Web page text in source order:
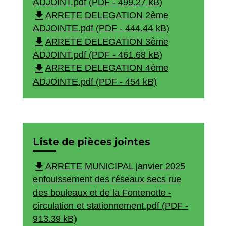
file_download ARRETE DELEGATION 2ème
ADJOINTE.pdf (PDF - 444.44 kB)
file_download ARRETE DELEGATION 3ème
ADJOINT.pdf (PDF - 461.68 kB)
file_download ARRETE DELEGATION 4ème
ADJOINTE.pdf (PDF - 454 kB)
Liste de pièces jointes
file_download ARRETE MUNICIPAL janvier 2025
enfouissement des réseaux secs rue
des bouleaux et de la Fontenotte -
circulation et stationnement.pdf (PDF -
913.39 kB)